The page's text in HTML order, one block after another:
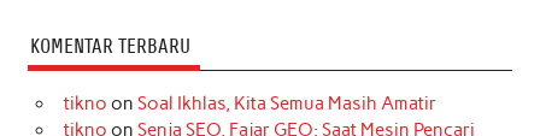
KOMENTAR TERBARU
tikno on Soal Ikhlas, Kita Semua Masih Amatir
tikno on Senja SEO, Fajar GEO: Saat Mesin Pencari